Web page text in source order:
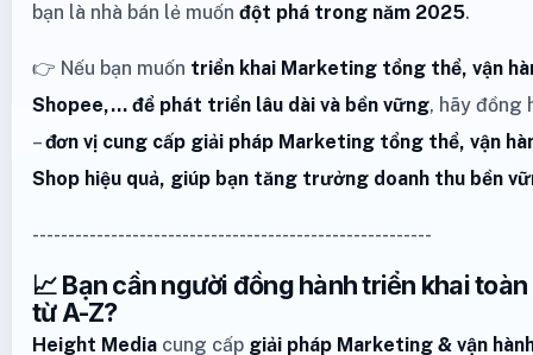
bạn là nhà bán lẻ muốn đột phá trong năm 2025.
👉 Nếu bạn muốn triển khai Marketing tổng thể, vận
Shopee,… để phát triển lâu dài và bền vững, hãy đồng
–đơn vị cung cấp giải pháp Marketing tổng thể, vận
Shop hiệu quả, giúp bạn tăng trưởng doanh thu bền
--------------------------------------------------------
📈 Bạn cần người đồng hành triển khai
từ A-Z?
Height Media cung cấp giải pháp Marketing & vận